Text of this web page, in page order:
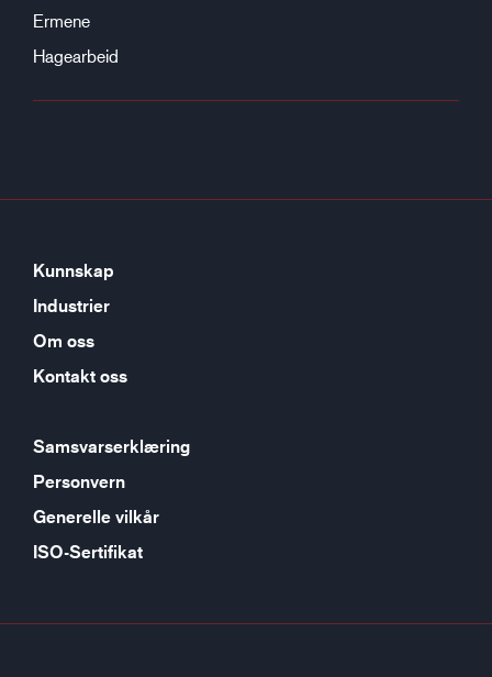
Ermene
Hagearbeid
Kunnskap
Industrier
Om oss
Kontakt oss
Samsvarserklæring
Personvern
Generelle vilkår
ISO-Sertifikat